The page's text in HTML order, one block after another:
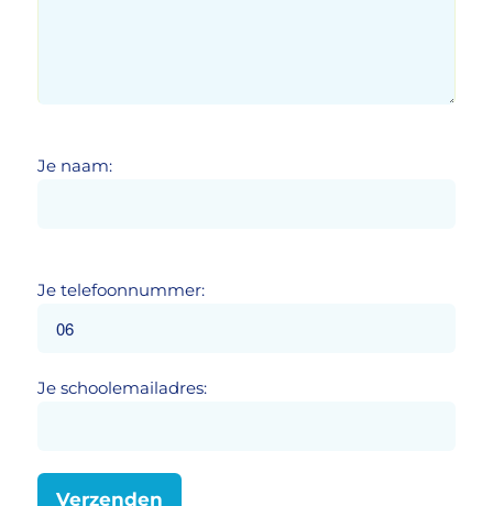
Je naam:
Je telefoonnummer:
Je schoolemailadres: